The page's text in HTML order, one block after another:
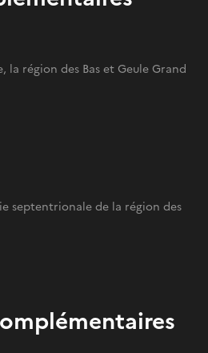
la région des Bas et Geule Grand
septentrionale de la région des